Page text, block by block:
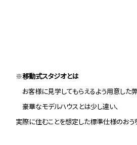
※移動式スタジオとは
お客様に見学してもらえるよう用意した
豪華なモデルハウスとは少し違い、
実際に住むことを想定した標準仕様のおう